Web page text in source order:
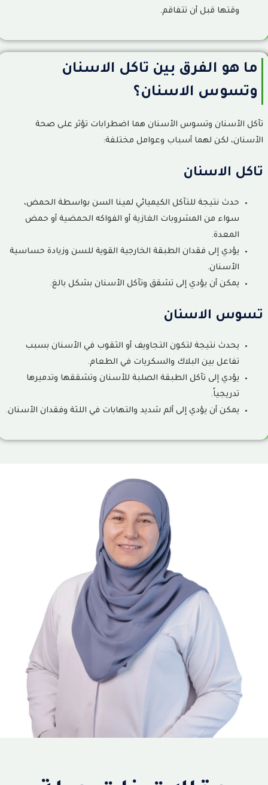
وقتها قبل أن تتفاقم.
ما هو الفرق بين تاكل الاسنان
وتسوس الاسنان؟
تآكل الأسنان وتسوس الأسنان هما اضطرابات تؤثر على صحة
الأسنان، لكن لهما أسباب وعوامل مختلفة:
تاكل الاسنان
حدث نتيجة للتآكل الكيميائي لمينا السن بواسطة الحمض،
سواء من المشروبات الغازية أو الفواكه الحمضية أو حمض
المعدة.
يؤدي إلى فقدان الطبقة الخارجية القوية للسن وزيادة حساسية
الأسنان.
يمكن أن يؤدي إلى تشقق وتآكل الأسنان بشكل بالغ.
تسوس الاسنان
يحدث نتيجة لتكون التجاويف أو الثقوب في الأسنان بسبب
تفاعل بين البلاك والسكريات في الطعام.
يؤدي إلى تآكل الطبقة الصلبة للأسنان وتشققها وتدميرها
تدريجياً.
يمكن أن يؤدي إلى ألم شديد والتهابات في اللثة وفقدان الأسنان.